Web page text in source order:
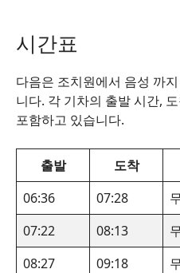
시간표
다음은 조치원에서 음성 까
니다. 각 기차의 출발 시간,
포함하고 있습니다.
출발 도착
06:36
07:28
07:22
08:13
08:27
09:18